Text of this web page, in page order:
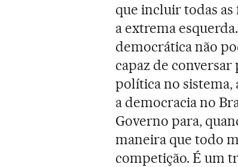
que incluir todas as
a extrema
democrática não
capaz de
política no sistema,
a democracia no
Governo para,
maneira que todo
competição. É um